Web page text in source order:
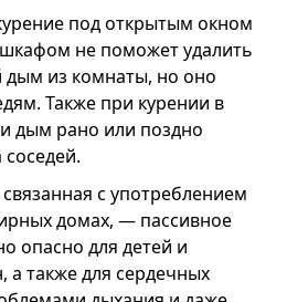
под открытым окном
не поможет удалить
из комнаты, но оно
Также при курении в
дым рано или поздно
с употреблением
домах, — пассивное
опасно для детей и
также для сердечных